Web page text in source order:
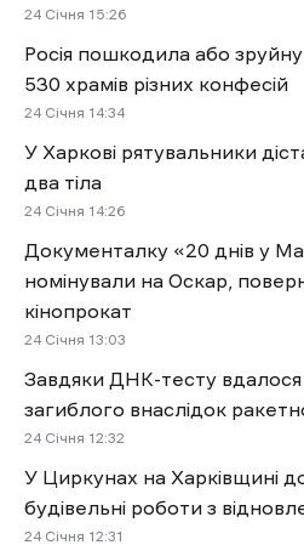
24 Січня 15:26
Росія пошкодила або
530 храмів різних конфесій
24 Січня 14:34
У Харкові рятувальники
два тіла
24 Січня 14:26
Документалку «20 днів у
номінували на Оскар,
кінопрокат
24 Січня 13:03
Завдяки ДНК-тесту вдалося
загиблого внаслідок
24 Січня 12:32
У Циркунах на Харківщині
будівельні роботи з
24 Січня 12:31